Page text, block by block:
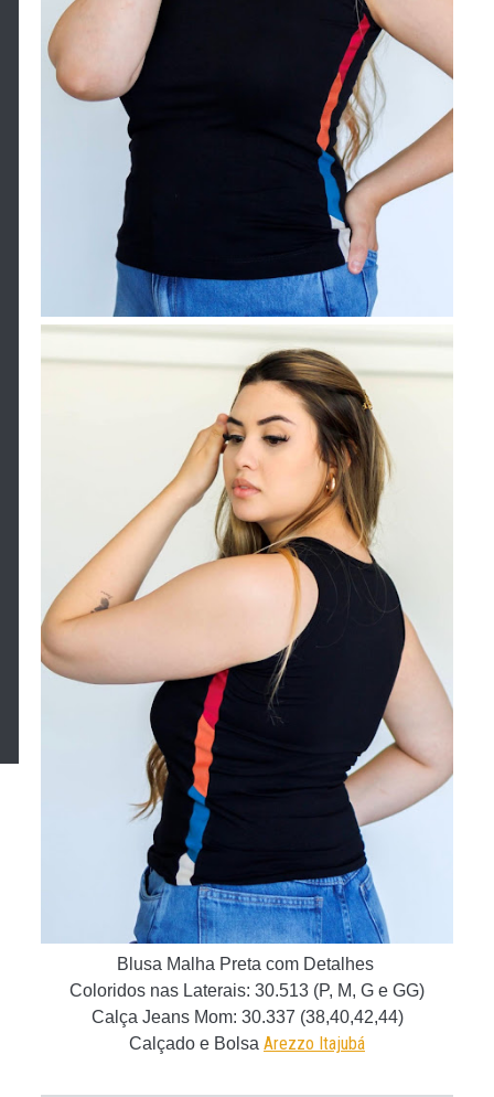
Blusa Malha Preta com Detalhes
Coloridos nas Laterais: 30.513 (P, M, G e GG)
Calça Jeans Mom: 30.337 (38,40,42,44)
Calçado e Bolsa Arezzo Itajubá